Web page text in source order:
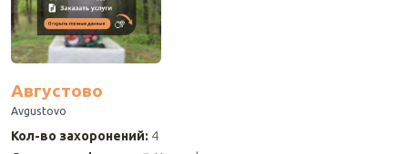
Августово
Avgustovo
Кол-во захоронений: 4